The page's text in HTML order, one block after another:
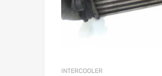
INTERCOOLER